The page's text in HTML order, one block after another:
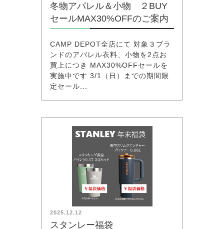
冬物アパレル＆小物 ２BUY
セールMAX30%OFFのご案内
CAMP DEPOT全店にて 対象３ブラ
ンドのアパレル衣料、小物を2点お
買上につき MAX30%OFFセールを
実施中です 3/1（日）までの期間限
定セール...
2025.12.12
スタンレー福袋